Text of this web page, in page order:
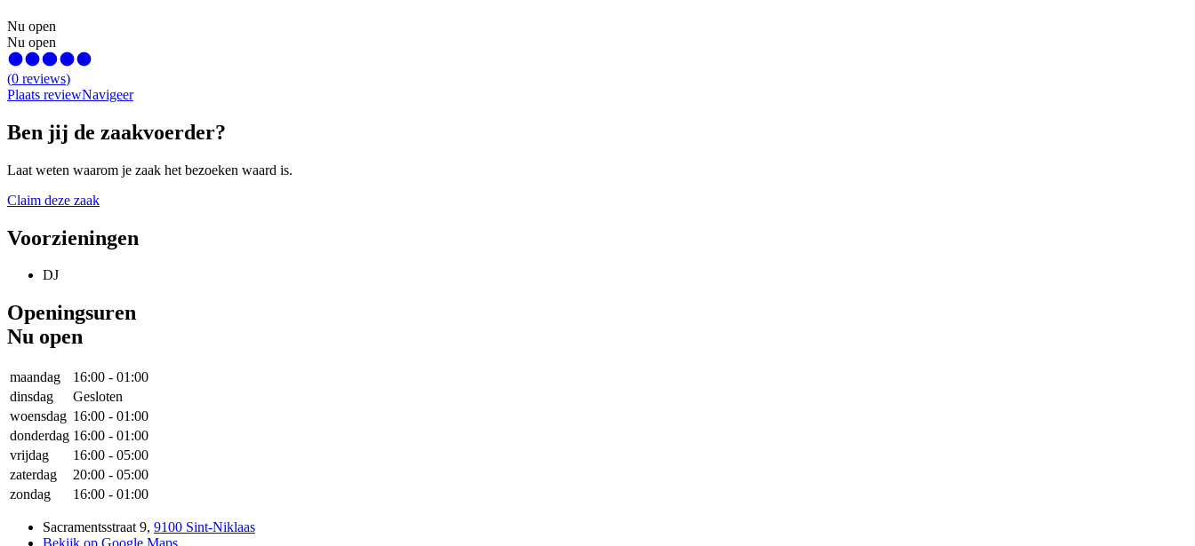
Nu open
Nu open
(0 reviews)
Plaats reviewNavigeer
Ben jij de zaakvoerder?
Laat weten waarom je zaak het bezoeken waard is.
Claim deze zaak
Voorzieningen
DJ
Openingsuren
Nu open
maandag 16:00 - 01:00
dinsdag
Gesloten
woensdag 16:00 - 01:00
donderdag 16:00 - 01:00
vrijdag
16:00 - 05:00
zaterdag
20:00 - 05:00
zondag
16:00 - 01:00
Sacramentsstraat 9, 9100 Sint-Niklaas